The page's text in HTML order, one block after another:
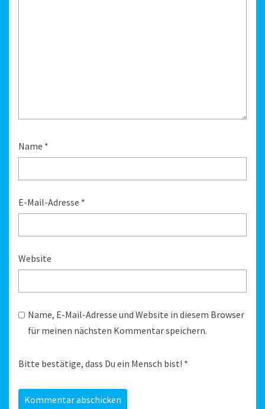
Name *
E-Mail-Adresse *
Website
Name, E-Mail-Adresse und Website in diesem Browser
für meinen nächsten Kommentar speichern.
Bitte bestätige, dass Du ein Mensch bist! *